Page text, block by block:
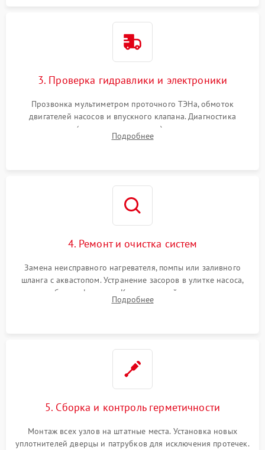
3. Проверка гидравлики и электроники
Прозвонка мультиметром проточного ТЭНа, обмоток
двигателей насосов и впускного клапана. Диагностика
прессостата (датчика уровня воды), датчика мутности,
концевика дверцы и электронного модуля управления.
Подробнее
4. Ремонт и очистка систем
Замена неисправного нагревателя, помпы или заливного
шланга с аквастопом. Устранение засоров в улитке насоса,
патрубках и фильтрах. Компонентный ремонт платы
управления, восстановление поврежденной проводки.
Подробнее
5. Сборка и контроль герметичности
Монтаж всех узлов на штатные места. Установка новых
уплотнителей дверцы и патрубков для исключения протечек.